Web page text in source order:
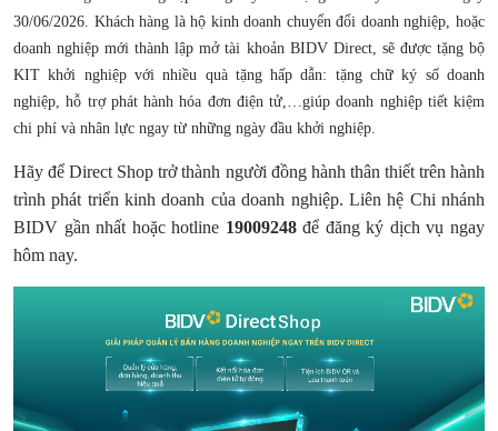
30/06/2026. Khách hàng là hộ kinh doanh chuyển đổi doanh nghiệp, hoặc
doanh nghiệp mới thành lập mở tài khoản BIDV Direct, sẽ được tặng bộ
KIT khởi nghiệp với nhiều quà tặng hấp dẫn: tặng chữ ký số doanh
nghiệp, hỗ trợ phát hành hóa đơn điện tử,…giúp doanh nghiệp tiết kiệm
chi phí và nhân lực ngay từ những ngày đầu khởi nghiệp.
Hãy để Direct Shop trở thành người đồng hành thân thiết trên hành
trình phát triển kinh doanh của doanh nghiệp. Liên hệ Chi nhánh
BIDV gần nhất hoặc hotline 19009248để đăng ký dịch vụ ngay
hôm nay.